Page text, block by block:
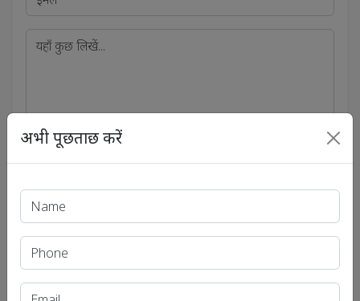
भेजें
सोशल लिंक्स
सोशल अकाउंट से जुड़ें
एंड्रॉयड
अभी पूछताछ करें